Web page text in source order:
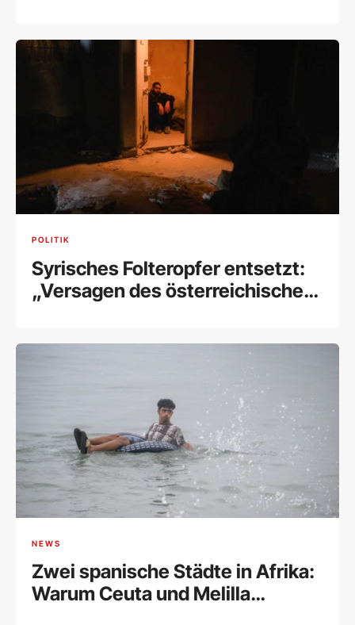
POLITIK
Syrisches Folteropfer entsetzt:
„Versagen des österreichischen
NEWS
Zwei spanische Städte in Afrika:
Warum Ceuta und Melilla